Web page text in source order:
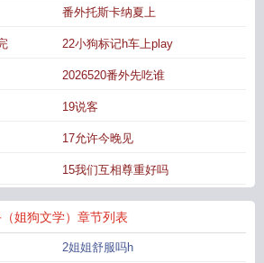
有任何关系我们都没有时光机
电台 我们没有可能了 下一句是什么?
番外托斯卡纳夏上
22小狗标记h车上play
2026520番外先吃谁
19说客
17允许今晚见
15我们互相尊重好吗
姐狗文学） 章节列表
2姐姐舒服吗h